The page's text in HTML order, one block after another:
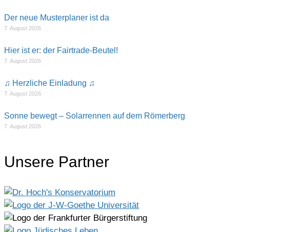
Der neue Musterplaner ist da
7. August 2026
Hier ist er: der Fairtrade-Beutel!
7. August 2026
♫ Herzliche Einladung ♫
7. August 2026
Sonne bewegt – Solarrennen auf dem Römerberg
7. August 2026
Unsere Partner